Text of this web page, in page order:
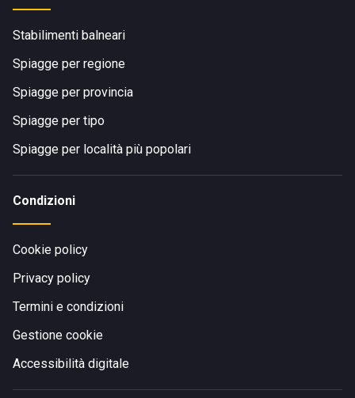
Stabilimenti balneari
Spiagge per regione
Spiagge per provincia
Spiagge per tipo
Spiagge per località più popolari
Condizioni
Cookie policy
Privacy policy
Termini e condizioni
Gestione cookie
Accessibilità digitale